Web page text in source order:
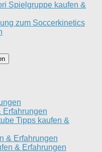
Spielgruppe kaufen &
zum Soccerkinetics
Erfahrungen
Tipps kaufen &
& Erfahrungen
& Erfahrungen